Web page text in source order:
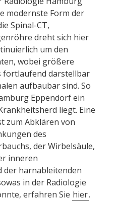
modernste Form der
Spinal-CT,
dreht sich hier
um den
wobei größere
fortlaufend darstellbar
aufbaubar sind. So
Eppendorf ein
liegt. Eine
zum Abklären von
des
der Wirbelsäule,
inneren
der harnableitenden
in der Radiologie
erfahren Sie hier.